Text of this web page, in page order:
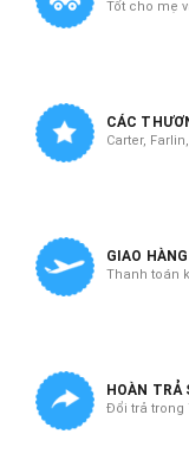
Tốt cho mẹ
CÁC
Carter,
GIAO
Thanh toán
HOÀN TRẢ
Đổi trả trong